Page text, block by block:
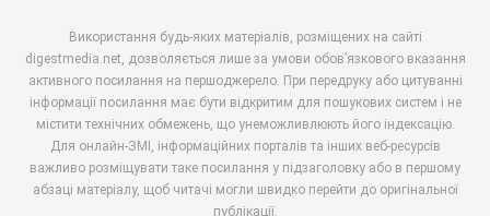
Використання будь-яких матеріалів, розміщених на сайті
digestmedia.net, дозволяється лише за умови обов’язкового вказання
активного посилання на першоджерело. При передруку або цитуванні
інформації посилання має бути відкритим для пошукових систем і не
містити технічних обмежень, що унеможливлюють його індексацію.
Для онлайн-ЗМІ, інформаційних порталів та інших веб-ресурсів
важливо розміщувати таке посилання у підзаголовку або в першому
абзаці матеріалу, щоб читачі могли швидко перейти до оригінальної
публікації.